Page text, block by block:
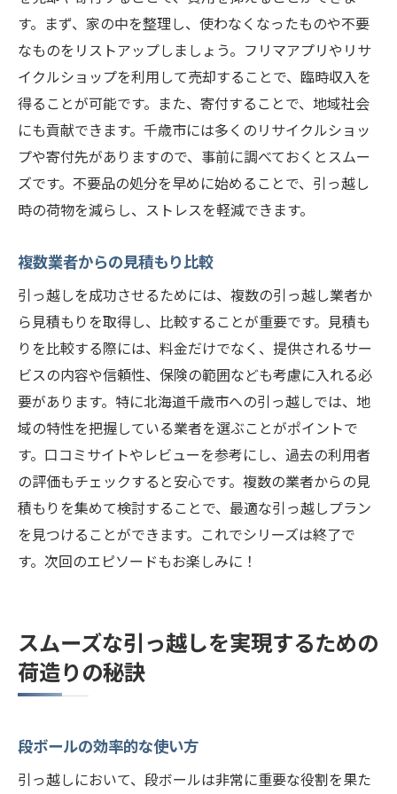
す。まず、家の中を整理し、使わなくなったものや不要
なものをリストアップしましょう。フリマアプリやリサ
イクルショップを利用して売却することで、臨時収入を
得ることが可能です。また、寄付することで、地域社会
にも貢献できます。千歳市には多くのリサイクルショッ
プや寄付先がありますので、事前に調べておくとスムー
ズです。不要品の処分を早めに始めることで、引っ越し
時の荷物を減らし、ストレスを軽減できます。
複数業者からの見積もり比較
引っ越しを成功させるためには、複数の引っ越し業者か
ら見積もりを取得し、比較することが重要です。見積も
りを比較する際には、料金だけでなく、提供されるサー
ビスの内容や信頼性、保険の範囲なども考慮に入れる必
要があります。特に北海道千歳市への引っ越しでは、地
域の特性を把握している業者を選ぶことがポイントで
す。口コミサイトやレビューを参考にし、過去の利用者
の評価もチェックすると安心です。複数の業者からの見
積もりを集めて検討することで、最適な引っ越しプラン
を見つけることができます。これでシリーズは終了で
す。次回のエピソードもお楽しみに！
スムーズな引っ越しを実現するための
荷造りの秘訣
段ボールの効率的な使い方
引っ越しにおいて、段ボールは非常に重要な役割を果た